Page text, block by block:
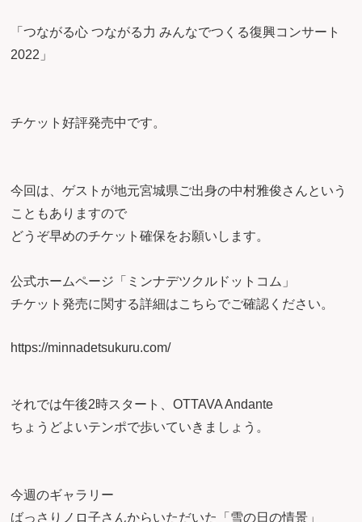
「つながる心 つながる力 みんなでつくる復興コンサート
2022」
チケット好評発売中です。
今回は、ゲストが地元宮城県ご出身の中村雅俊さんという
こともありますので
どうぞ早めのチケット確保をお願いします。
公式ホームページ「ミンナデツクルドットコム」
チケット発売に関する詳細はこちらでご確認ください。
https://minnadetsukuru.com/
それでは午後2時スタート、OTTAVA Andante
ちょうどよいテンポで歩いていきましょう。
今週のギャラリー
ばっさりノロ子さんからいただいた「雪の日の情景」